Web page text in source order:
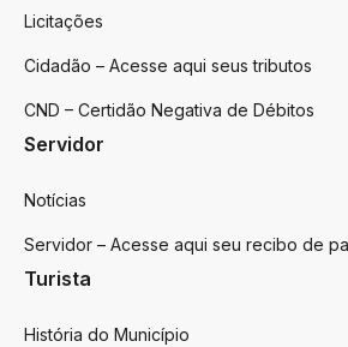
Licitações
Cidadão – Acesse aqui seus tributos
CND – Certidão Negativa de Débitos
Servidor
Notícias
Servidor – Acesse aqui seu recibo de
Turista
História do Município